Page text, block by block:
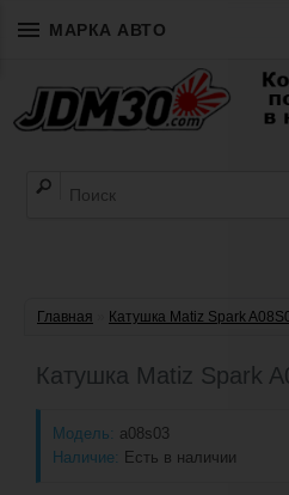
МАРКА АВТО
Главная Катушка Matiz Spark
Катушка Matiz Spark
Модель: a08s03
Наличие: Есть в наличии